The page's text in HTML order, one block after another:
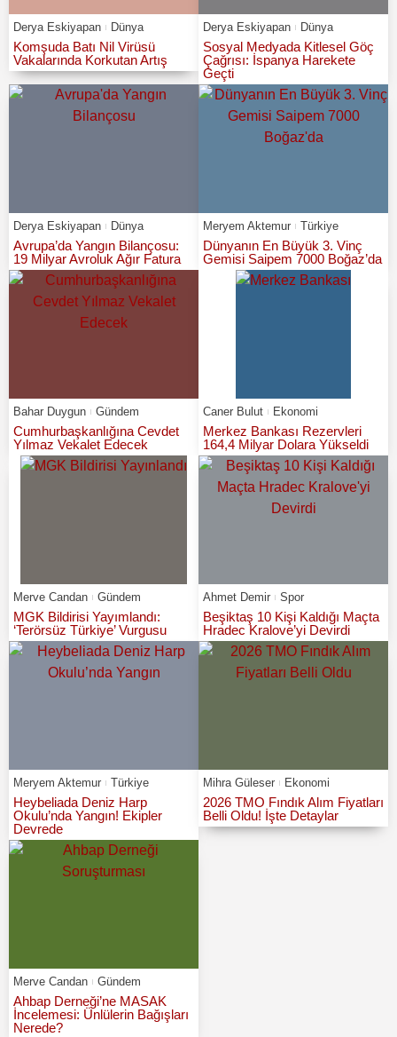
Derya Eskiyapan Dünya
Komşuda Batı Nil Virüsü
Vakalarında Korkutan Artış
Derya Eskiyapan Dünya
Sosyal Medyada Kitlesel Göç
Çağrısı: İspanya Harekete
Geçti
Derya Eskiyapan Dünya
Avrupa’da Yangın Bilançosu:
19 Milyar Avroluk Ağır Fatura
Meryem Aktemur Türkiye
Dünyanın En Büyük 3. Vinç
Gemisi Saipem 7000 Boğaz’da
Bahar Duygun Gündem
Cumhurbaşkanlığına Cevdet
Yılmaz Vekalet Edecek
Caner Bulut Ekonomi
Merkez Bankası Rezervleri
164,4 Milyar Dolara Yükseldi
Merve Candan Gündem
MGK Bildirisi Yayımlandı:
‘Terörsüz Türkiye’ Vurgusu
Ahmet Demir Spor
Beşiktaş 10 Kişi Kaldığı Maçta
Hradec Kralove’yi Devirdi
Meryem Aktemur Türkiye
Heybeliada Deniz Harp
Okulu’nda Yangın! Ekipler
Devrede
Mihra Güleser Ekonomi
2026 TMO Fındık Alım Fiyatları
Belli Oldu! İşte Detaylar
Merve Candan Gündem
Ahbap Derneği’ne MASAK
İncelemesi: Ünlülerin Bağışları
Nerede?